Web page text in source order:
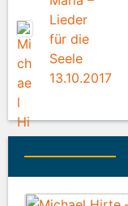
Lieder
für die
Seele
13.10.2017